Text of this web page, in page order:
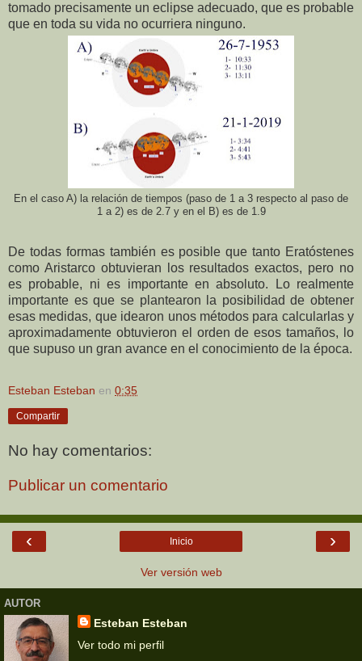
tomado precisamente un eclipse adecuado, que es probable
que en toda su vida no ocurriera ninguno.
En el caso A) la relación de tiempos (paso de 1 a 3 respecto al paso de
1 a 2) es de 2.7 y en el B) es de 1.9
De todas formas también es posible que tanto Eratóstenes
como Aristarco obtuvieran los resultados exactos, pero no
es probable, ni es importante en absoluto. Lo realmente
importante es que se plantearon la posibilidad de obtener
esas medidas, que idearon unos métodos para calcularlas y
aproximadamente obtuvieron el orden de esos tamaños, lo
que supuso un gran avance en el conocimiento de la época.
Esteban Esteban en 0:35
Compartir
No hay comentarios:
Publicar un comentario
‹ ›
Inicio
Ver versión web
AUTOR
Esteban Esteban
Ver todo mi perfil